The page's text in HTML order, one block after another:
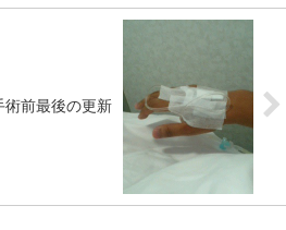
術前最後の更新